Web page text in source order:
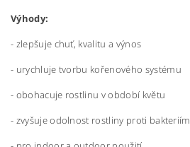
Výhody:
- zlepšuje chuť, kvalitu a výnos
- urychluje tvorbu kořenového systému
- obohacuje rostlinu v období květu
- zvyšuje odolnost rostliny proti bakteriím